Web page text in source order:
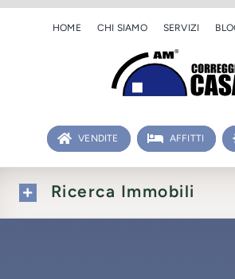
Salta
HOME CHI SIAMO SERVIZI
VENDITE AFFITTI
Ricerca Immobili